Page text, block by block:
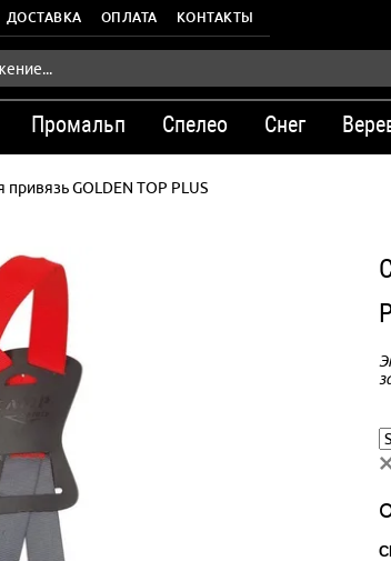
ДОСТАВКА ОПЛАТА КОНТАКТЫ
Промальп Спелео Снег
привязь GOLDEN TOP PLUS